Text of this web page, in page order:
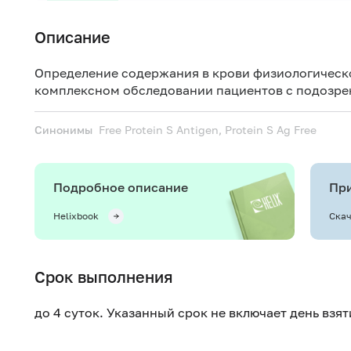
Описание
Определение содержания в крови
комплексном обследовании пациентов с
Синонимы Free Protein S Antigen, Protein S Ag Free
Подробное описание
Helixbook
Срок выполнения
до 4 суток. Указанный срок не включает день